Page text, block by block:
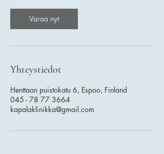
Varaa nyt
Yhteystiedot
Henttaan puistokatu 6, Espoo, Finland
045 - 78 77 3664
kapalaklinikka@gmail.com